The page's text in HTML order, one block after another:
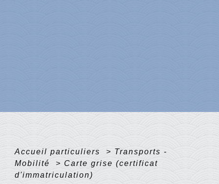
Accueil particuliers > Transports -
Mobilité
> Carte grise (certificat
d'immatriculation)